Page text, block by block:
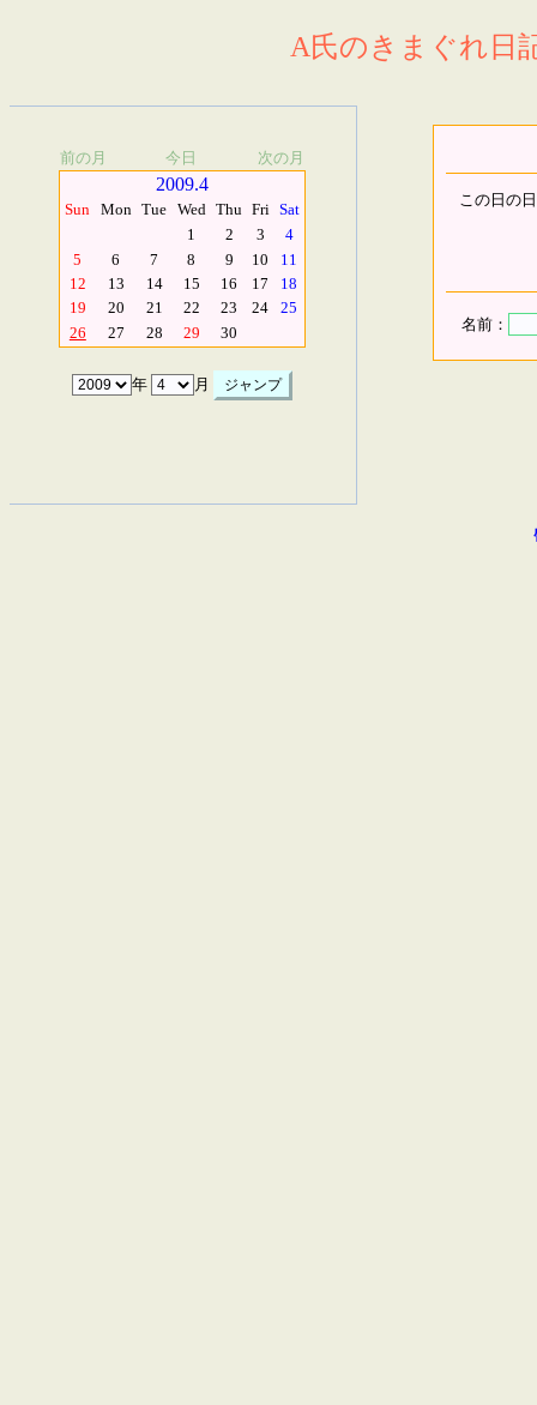
A氏のきまぐれ日
前の月 今日 次の月
2009.4
Sun Mon Tue Wed Thu Fri Sat
1
2 3
4
5
6 7 8 9 10
11
12
13 14 15 16 17
18
19
20 21 22 23 24
25
26
27 28 29 30
年 月
この日の
名前：